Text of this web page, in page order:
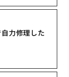
力修理した